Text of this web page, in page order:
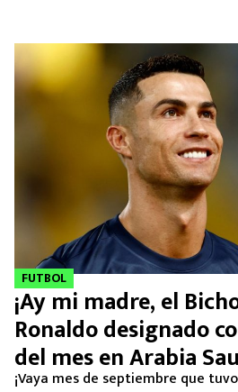
FUTBOL
¡Ay mi madre, el
Ronaldo designado
del mes en Arabia
¡Vaya mes de septiembre que